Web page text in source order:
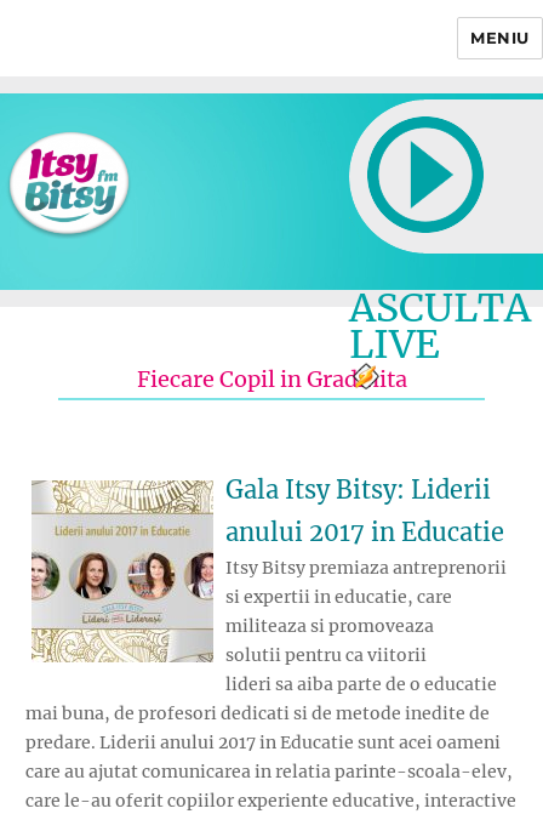
MENIU
ASCULTA
LIVE
Fiecare Copil in Gradinita
Gala Itsy Bitsy: Liderii
anului 2017 in Educatie
Itsy Bitsy premiaza antreprenorii
si expertii in educatie, care
militeaza si promoveaza
solutii pentru ca viitorii
lideri sa aiba parte de o educatie
mai buna, de profesori dedicati si de metode inedite de
predare. Liderii anului 2017 in Educatie sunt acei oameni
care au ajutat comunicarea in relatia parinte-scoala-elev,
care le-au oferit copiilor experiente educative, interactive